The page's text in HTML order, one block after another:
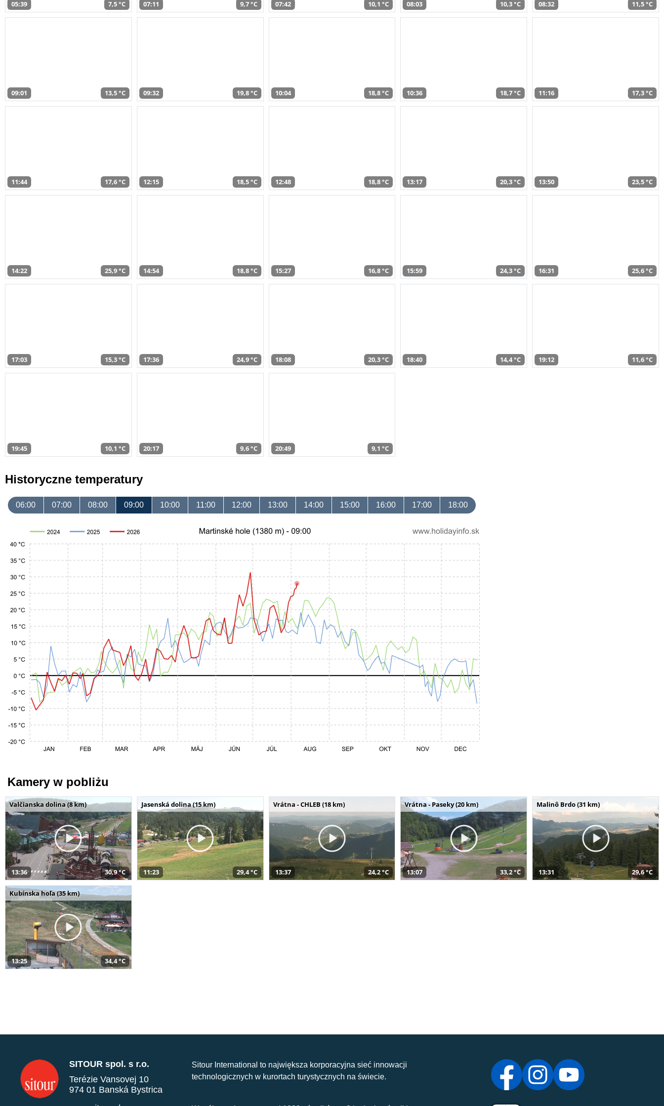
05:39 7,5 °C 07:11 9,7 °C 07:42 10,1 °C 08:03 10,3 °C 08:32 11,5 °C
09:01 13,5 °C 09:32 19,8 °C 10:04 18,8 °C 10:36 18,7 °C 11:16 17,3 °C
11:44 17,6 °C 12:15 18,5 °C 12:48 18,8 °C 13:17 20,3 °C 13:50 23,5 °C
14:22 25,9 °C 14:54 18,8 °C 15:27 16,8 °C 15:59 24,3 °C 16:31 25,6 °C
17:03 15,3 °C 17:36 24,9 °C 18:08 20,3 °C 18:40 14,4 °C 19:12 11,6 °C
19:45 10,1 °C 20:17 9,6 °C 20:49 9,1 °C
Historyczne temperatury
06:00 07:00 08:00 09:00 10:00 11:00 12:00 13:00 14:00 15:00 16:00 17:00 18:00
Kamery w pobliżu
Valčianska dolina (8 km)
13:36 30,9 °C
Jasenská dolina (15 km)
11:23 29,4 °C
Vrátna - CHLEB (18 km)
13:37 24,2 °C
Vrátna - Paseky (20 km)
13:07 33,2 °C
Malinô Brdo (31 km)
13:31 29,6 °C
Kubínska hoľa (35 km)
13:25 34,4 °C
SITOUR spol. s r.o.
Terézie Vansovej 10
974 01 Banská Bystrica
Sitour International to największa korporacyjna sieć innowacji
technologicznych w kurortach turystycznych na świecie.